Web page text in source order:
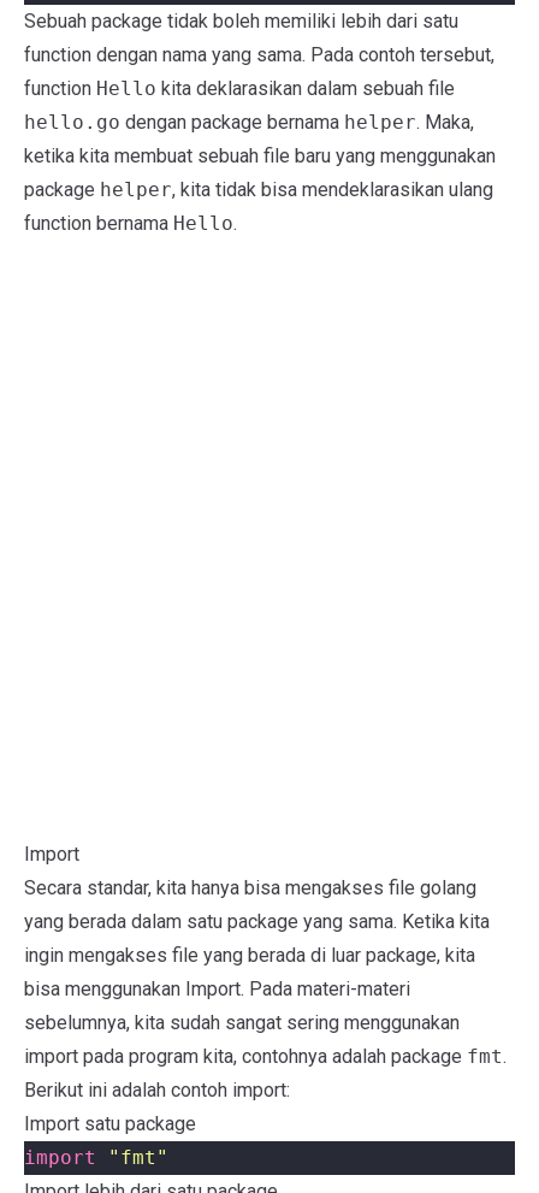
Sebuah package tidak boleh memiliki lebih dari satu
function dengan nama yang sama. Pada contoh tersebut,
function Hello kita deklarasikan dalam sebuah file
hello.go dengan package bernama helper. Maka,
ketika kita membuat sebuah file baru yang menggunakan
package helper, kita tidak bisa mendeklarasikan ulang
function bernama Hello.
Import
Secara standar, kita hanya bisa mengakses file golang
yang berada dalam satu package yang sama. Ketika kita
ingin mengakses file yang berada di luar package, kita
bisa menggunakan Import. Pada materi-materi
sebelumnya, kita sudah sangat sering menggunakan
import pada program kita, contohnya adalah package fmt.
Berikut ini adalah contoh import:
Import satu package
import
"fmt"